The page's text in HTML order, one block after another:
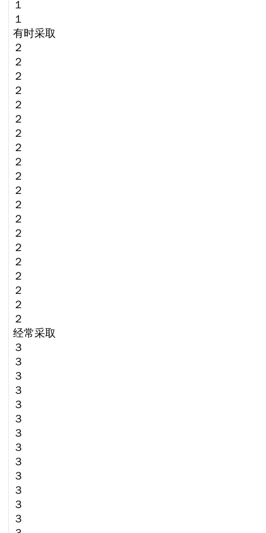
１
１
有时采取
２
２
２
２
２
２
２
２
２
２
２
２
２
２
２
２
２
２
２
２
经常采取
３
３
３
３
３
３
３
３
３
３
３
３
３